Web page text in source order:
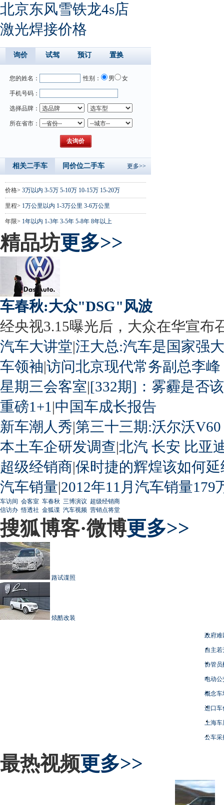
北京东风雪铁龙4s店
激光焊接价格
询价 试驾 预订 置换
您的姓名： 性别： 男 女
手机号码：
选择品牌：
所在省市：
相关二手车 同价位二手车 更多>>
价格> 3万以内 3-5万 5-10万 10-15万 15-20万
里程> 1万公里以内 1-3万公里 3-6万公里
年限> 1年以内 1-3年 3-5年 5-8年 8年以上
精品坊更多>>
车春秋:大众"DSG"风波
经央视3.15曝光后，大众在华宣布
汽车大讲堂|汪大总:汽车是国家强
车领袖|访问北京现代常务副总李峰
星期三会客室|[332期]：雾霾是否
重磅1+1 |中国车成长报告
新车潮人秀|第三十三期:沃尔沃
本土车企研发调查|北汽 长安 比亚
超级经销商|保时捷的辉煌该如何延
汽车销量|2012年11月汽车销量179
车访间 会客室 车春秋 三博演议 超级经销商
信访办 悟透社 金狐谍 汽车视频 营销点将堂
搜狐博客·微博更多>>
路试谍照
炫酷改装
政府难
自主
协管员
电动
概念车
进口车
上海
公车采
最热视频更多>>